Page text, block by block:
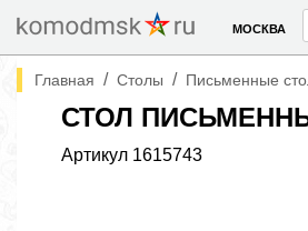
МОСКВА
Главная / Столы / Письменные
СТОЛ
Артикул 1615743